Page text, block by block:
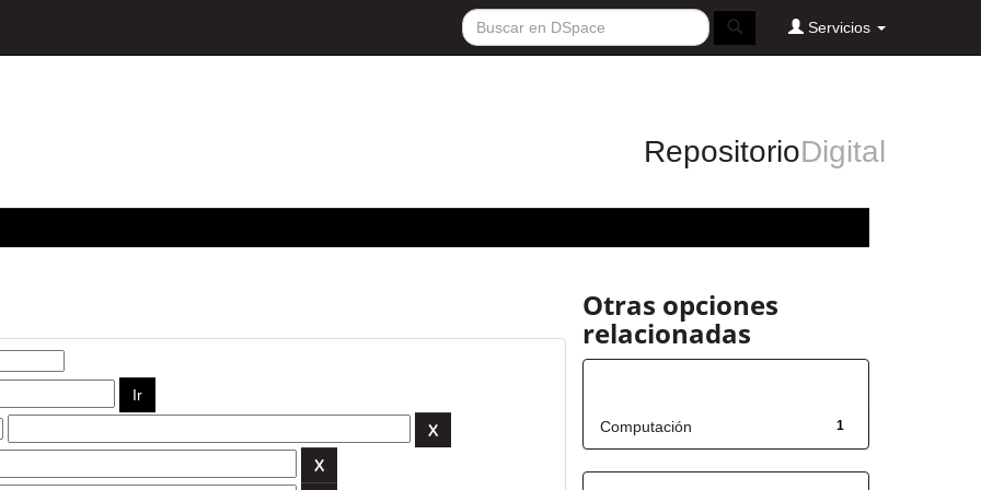
Servicios
RepositorioDigital
Otras opciones
relacionadas
1
Computación